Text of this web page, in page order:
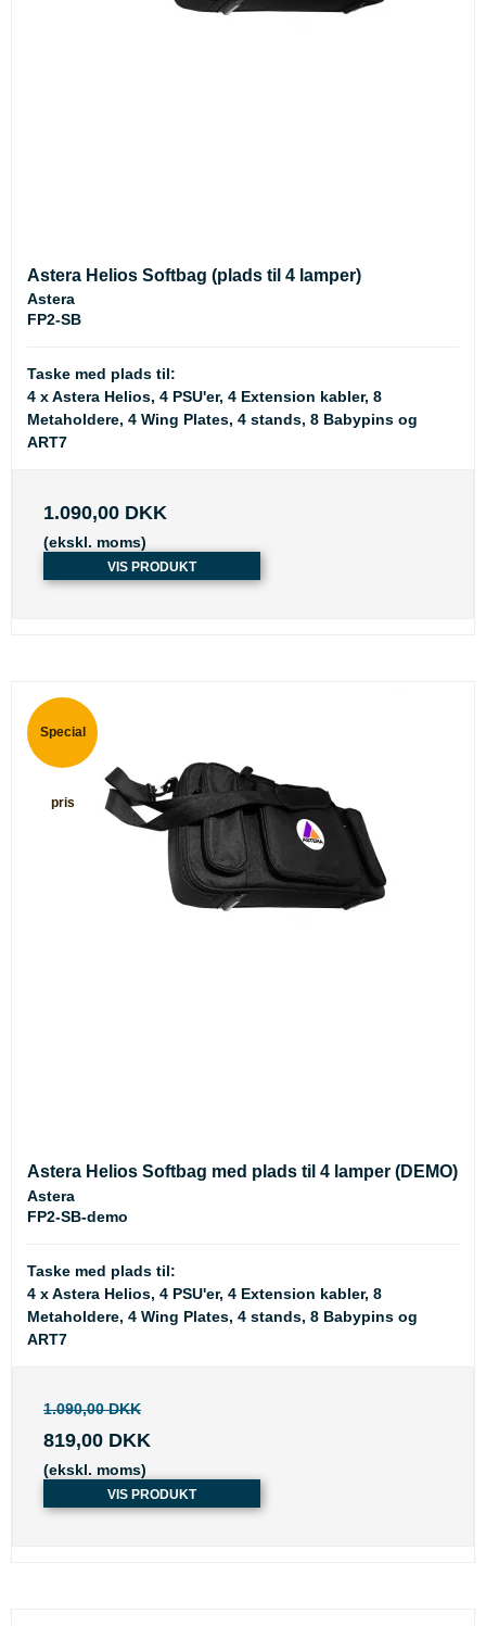
Astera Helios Softbag (plads til 4 lamper)
Astera
FP2-SB
Taske med plads til:
4 x Astera Helios, 4 PSU'er, 4 Extension kabler, 8
Metaholdere, 4 Wing Plates, 4 stands, 8 Babypins og
ART7
1.090,00 DKK
(ekskl. moms)
VIS PRODUKT
Special
pris
Astera Helios Softbag med plads til 4 lamper (DEMO)
Astera
FP2-SB-demo
Taske med plads til:
4 x Astera Helios, 4 PSU'er, 4 Extension kabler, 8
Metaholdere, 4 Wing Plates, 4 stands, 8 Babypins og
ART7
1.090,00 DKK
819,00 DKK
(ekskl. moms)
VIS PRODUKT